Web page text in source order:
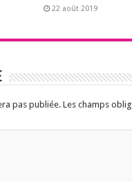
22 août 2019
pas publiée. Les champs